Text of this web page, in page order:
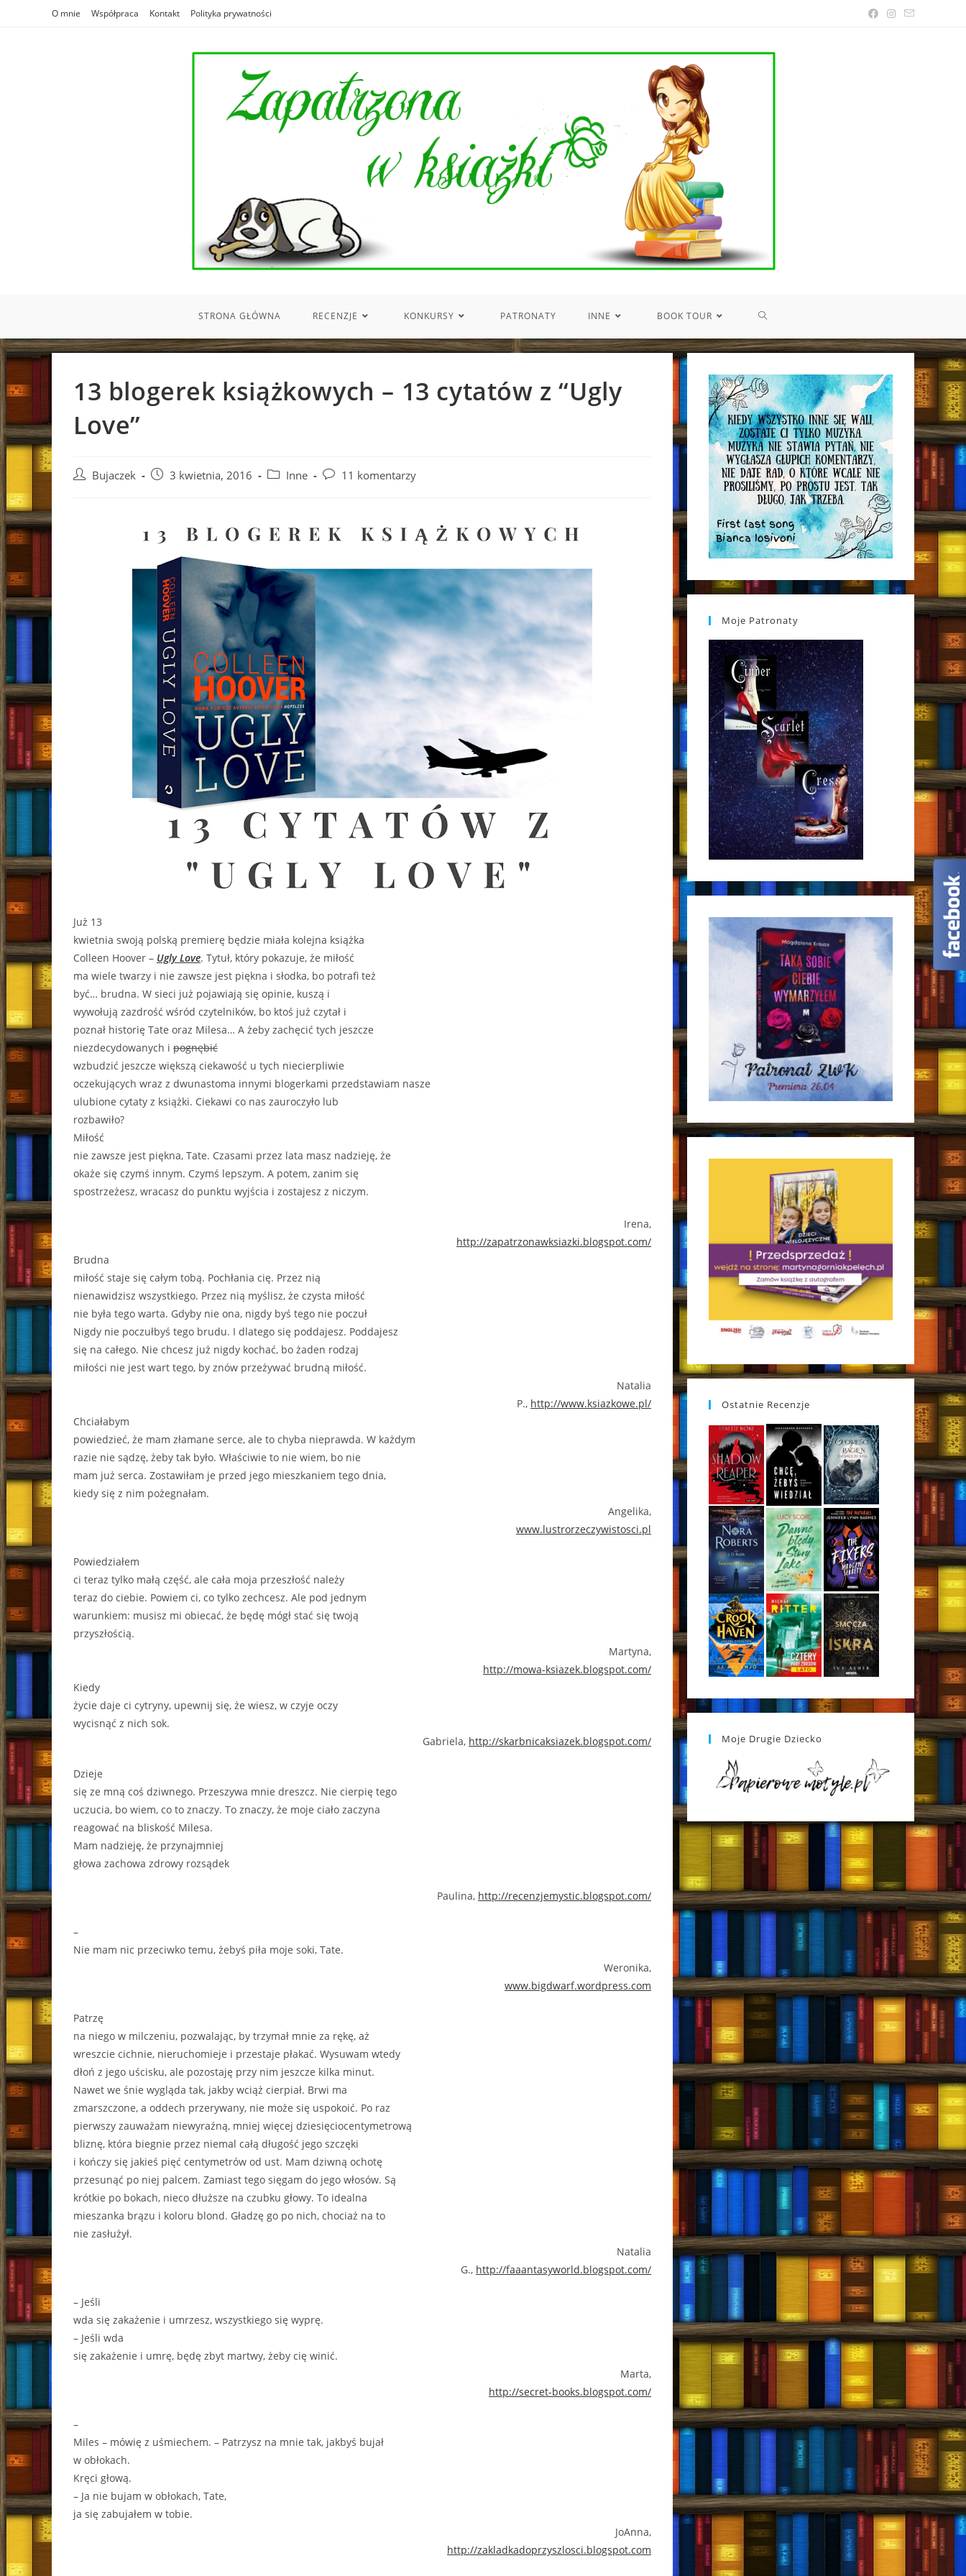
O mnie Współpraca Kontakt Polityka prywatności
STRONA GŁÓWNA RECENZJE KONKURSY PATRONATY INNE BOOK TOUR TOGGLE
SEARCH
13 blogerek książkowych – 13 cytatów z “Ugly
Love”
Post Bujaczek
Post3 kwietnia, 2016
Post Inne
Post 11 komentarzy
Już 13
kwietnia swoją polską premierę będzie miała kolejna książka
Colleen Hoover – Ugly Love. Tytuł, który pokazuje, że miłość
ma wiele twarzy i nie zawsze jest piękna i słodka, bo potrafi też
być… brudna. W sieci już pojawiają się opinie, kuszą i
wywołują zazdrość wśród czytelników, bo ktoś już czytał i
poznał historię Tate oraz Milesa… A żeby zachęcić tych jeszcze
niezdecydowanych i pognębić
wzbudzić jeszcze większą ciekawość u tych niecierpliwie
oczekujących wraz z dwunastoma innymi blogerkami przedstawiam nasze
ulubione cytaty z książki. Ciekawi co nas zauroczyło lub
rozbawiło?
Miłość
nie zawsze jest piękna, Tate. Czasami przez lata masz nadzieję, że
okaże się czymś innym. Czymś lepszym. A potem, zanim się
spostrzeżesz, wracasz do punktu wyjścia i zostajesz z niczym.
Irena,
http://zapatrzonawksiazki.blogspot.com/
Brudna
miłość staje się całym tobą. Pochłania cię. Przez nią
nienawidzisz wszystkiego. Przez nią myślisz, że czysta miłość
nie była tego warta. Gdyby nie ona, nigdy byś tego nie poczuł
Nigdy nie poczułbyś tego brudu. I dlatego się poddajesz. Poddajesz
się na całego. Nie chcesz już nigdy kochać, bo żaden rodzaj
miłości nie jest wart tego, by znów przeżywać brudną miłość.
Natalia
P., http://www.ksiazkowe.pl/
Chciałabym
powiedzieć, że mam złamane serce, ale to chyba nieprawda. W każdym
razie nie sądzę, żeby tak było. Właściwie to nie wiem, bo nie
mam już serca. Zostawiłam je przed jego mieszkaniem tego dnia,
kiedy się z nim pożegnałam.
Angelika,
www.lustrorzeczywistosci.pl
Powiedziałem
ci teraz tylko małą część, ale cała moja przeszłość należy
teraz do ciebie. Powiem ci, co tylko zechcesz. Ale pod jednym
warunkiem: musisz mi obiecać, że będę mógł stać się twoją
przyszłością.
Martyna,
http://mowa-ksiazek.blogspot.com/
Kiedy
życie daje ci cytryny, upewnij się, że wiesz, w czyje oczy
wycisnąć z nich sok.
Gabriela, http://skarbnicaksiazek.blogspot.com/
Dzieje
się ze mną coś dziwnego. Przeszywa mnie dreszcz. Nie cierpię tego
uczucia, bo wiem, co to znaczy. To znaczy, że moje ciało zaczyna
reagować na bliskość Milesa.
Mam nadzieję, że przynajmniej
głowa zachowa zdrowy rozsądek
Paulina, http://recenzjemystic.blogspot.com/
–
Nie mam nic przeciwko temu, żebyś piła moje soki, Tate.
Weronika,
www.bigdwarf.wordpress.com
Patrzę
na niego w milczeniu, pozwalając, by trzymał mnie za rękę, aż
wreszcie cichnie, nieruchomieje i przestaje płakać. Wysuwam wtedy
dłoń z jego uścisku, ale pozostaję przy nim jeszcze kilka minut.
Nawet we śnie wygląda tak, jakby wciąż cierpiał. Brwi ma
zmarszczone, a oddech przerywany, nie może się uspokoić. Po raz
pierwszy zauważam niewyraźną, mniej więcej dziesięciocentymetrową
bliznę, która biegnie przez niemal całą długość jego szczęki
i kończy się jakieś pięć centymetrów od ust. Mam dziwną ochotę
przesunąć po niej palcem. Zamiast tego sięgam do jego włosów. Są
krótkie po bokach, nieco dłuższe na czubku głowy. To idealna
mieszanka brązu i koloru blond. Gładzę go po nich, chociaż na to
nie zasłużył.
Natalia
G., http://faaantasyworld.blogspot.com/
– Jeśli
wda się zakażenie i umrzesz, wszystkiego się wyprę.
– Jeśli wda
się zakażenie i umrę, będę zbyt martwy, żeby cię winić.
Marta,
http://secret-books.blogspot.com/
–
Miles – mówię z uśmiechem. – Patrzysz na mnie tak, jakbyś bujał
w obłokach.
Kręci głową.
– Ja nie bujam w obłokach, Tate,
ja się zabujałem w tobie.
JoAnna,
http://zakladkadoprzyszlosci.blogspot.com
Moje Patronaty
Ostatnie Recenzje
Moje Drugie Dziecko